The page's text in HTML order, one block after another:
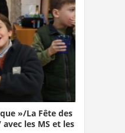
»/La Fête des
les MS et les